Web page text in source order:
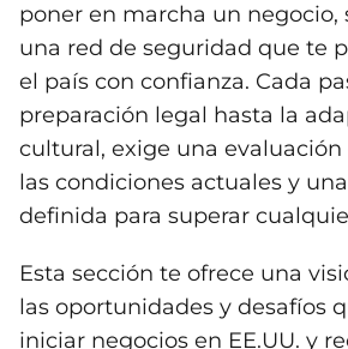
poner en marcha un negocio,
una red de seguridad que te
el país con confianza. Cada
preparación legal hasta la
cultural, exige una
las condiciones actuales y
definida para superar
Esta sección te ofrece una
las oportunidades y desafíos
iniciar negocios en EE.UU. y